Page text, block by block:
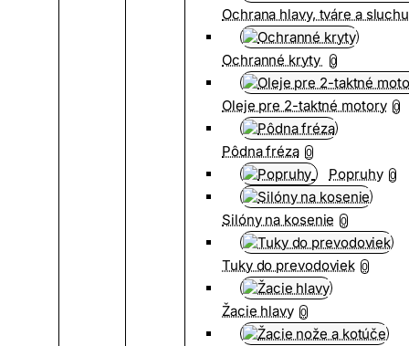
Ochrana hlavy, tváre a sluchu
Ochranné kryty 0
Oleje pre 2-taktné motory 0
Pôdna fréza 0
Popruhy 0
Silóny na kosenie 0
Tuky do prevodoviek 0
Žacie hlavy 0